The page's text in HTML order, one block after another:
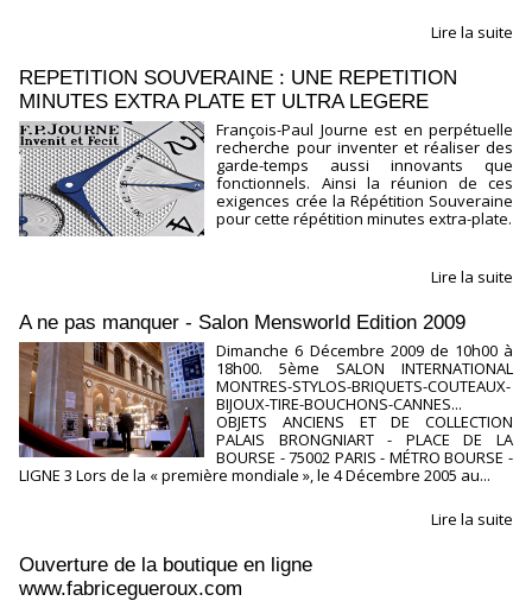
Lire la suite
REPETITION SOUVERAINE : UNE REPETITION
MINUTES EXTRA PLATE ET ULTRA LEGERE
François-Paul Journe est en perpétuelle
recherche pour inventer et réaliser des
garde-temps aussi innovants que
fonctionnels. Ainsi la réunion de ces
exigences crée la Répétition Souveraine
pour cette répétition minutes extra-plate.
Lire la suite
A ne pas manquer - Salon Mensworld Edition 2009
Dimanche 6 Décembre 2009 de 10h00 à
18h00. 5ème SALON INTERNATIONAL
MONTRES-STYLOS-BRIQUETS-COUTEAUX-
BIJOUX-TIRE-BOUCHONS-CANNES...
OBJETS ANCIENS ET DE COLLECTION
PALAIS BRONGNIART - PLACE DE LA
BOURSE - 75002 PARIS - MÉTRO BOURSE -
LIGNE 3 Lors de la « première mondiale », le 4 Décembre 2005 au...
Lire la suite
Ouverture de la boutique en ligne
www.fabricegueroux.com